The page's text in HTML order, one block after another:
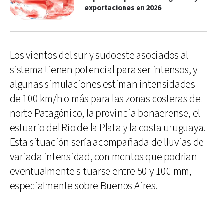
exportaciones en 2026
Los vientos del sur y sudoeste asociados al
sistema tienen potencial para ser intensos, y
algunas simulaciones estiman intensidades
de 100 km/h o más para las zonas costeras del
norte Patagónico, la provincia bonaerense, el
estuario del Rio de la Plata y la costa uruguaya.
Esta situación sería acompañada de lluvias de
variada intensidad, con montos que podrían
eventualmente situarse entre 50 y 100 mm,
especialmente sobre Buenos Aires.